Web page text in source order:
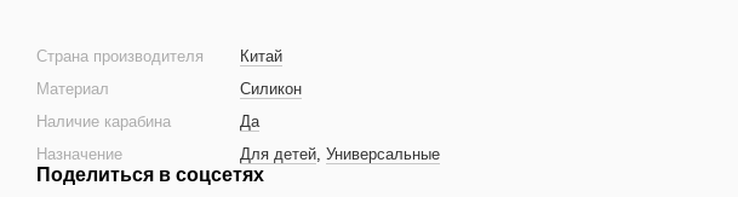
Страна производителя
Китай
Материал
Силикон
Наличие карабина
Да
Назначение
Для детей Универсальные
Поделиться в соцсетях